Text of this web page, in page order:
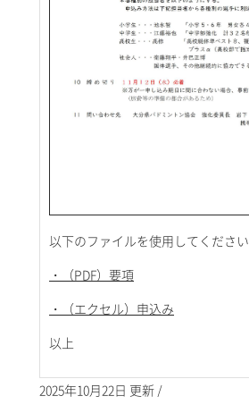
以下のファイルを使用してください
・（PDF）要項
・（エクセル）申込み
以上
2025年10月22日 更新 /